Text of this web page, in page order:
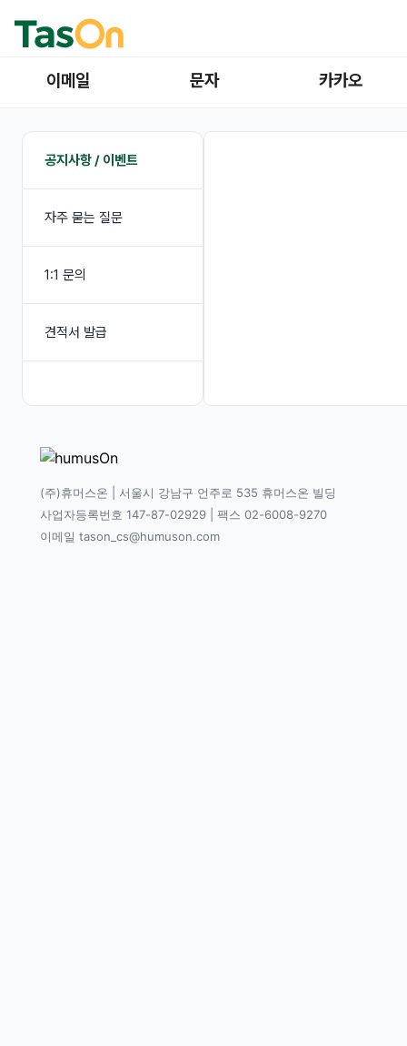
이메일 문자 카카오
공지사항 / 이벤트
자주 묻는 질문
1:1 문의
견적서 발급
(주)휴머스온 | 서울시 강남구 언주로 535 휴머스온 빌딩
사업자등록번호 147-87-02929 | 팩스 02-6008-9270
이메일 tason_cs@humuson.com